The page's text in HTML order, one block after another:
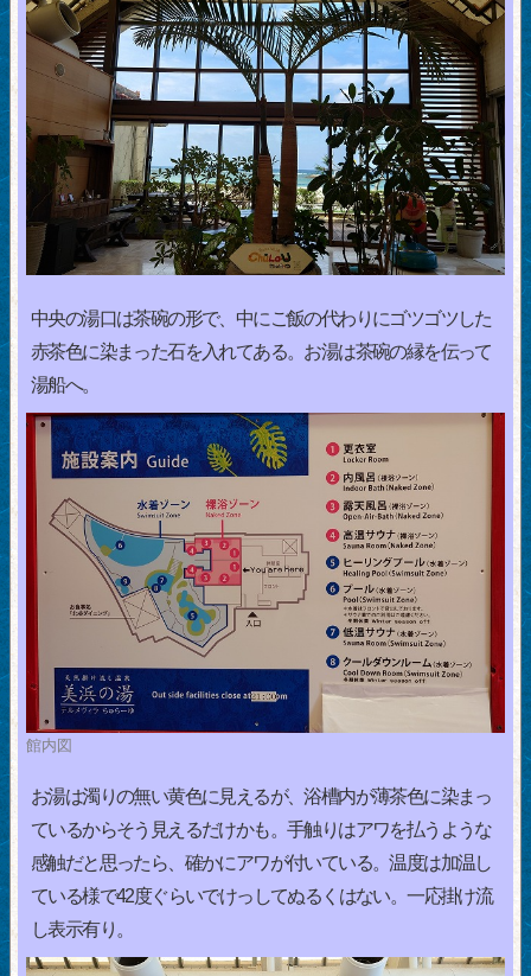
中央の湯口は茶碗の形で、中にご飯の代わりにゴツゴツした
赤茶色に染まった石を入れてある。お湯は茶碗の縁を伝って
湯船へ。
館内図
お湯は濁りの無い黄色に見えるが、浴槽内が薄茶色に染まっ
ているからそう見えるだけかも。手触りはアワを払うような
感触だと思ったら、確かにアワが付いている。温度は加温し
ている様で42度ぐらいでけっしてぬるくはない。一応掛け流
し表示有り。